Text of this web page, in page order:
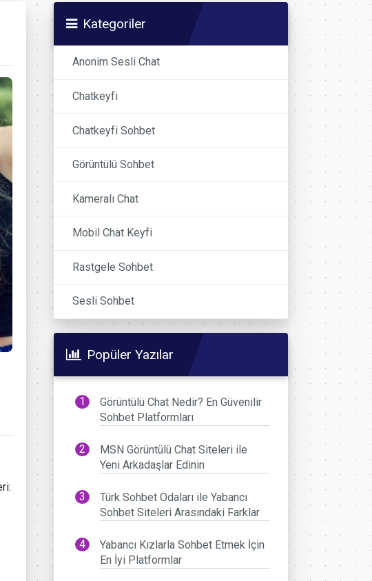
Kategoriler
Anonim Sesli Chat
Chatkeyfi
Chatkeyfi Sohbet
Görüntülü Sohbet
Kameralı Chat
Mobil Chat Keyfi
Rastgele Sohbet
Sesli Sohbet
Popüler Yazılar
Görüntülü Chat Nedir? En Güvenilir
Sohbet Platformları
MSN Görüntülü Chat Siteleri ile
Yeni Arkadaşlar Edinin
Türk Sohbet Odaları ile Yabancı
Sohbet Siteleri Arasındaki Farklar
Yabancı Kızlarla Sohbet Etmek İçin
En İyi Platformlar